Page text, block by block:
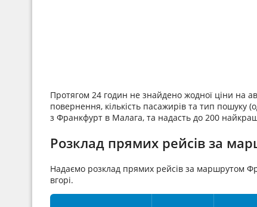
Протягом 24 годин не знайдено жодної ціни на
повернення, кількість пасажирів та тип пошуку
з Франкфурт в Малага, та надасть до 200
Розклад прямих рейсів за
Надаємо розклад прямих рейсів за маршрутом
вгорі.